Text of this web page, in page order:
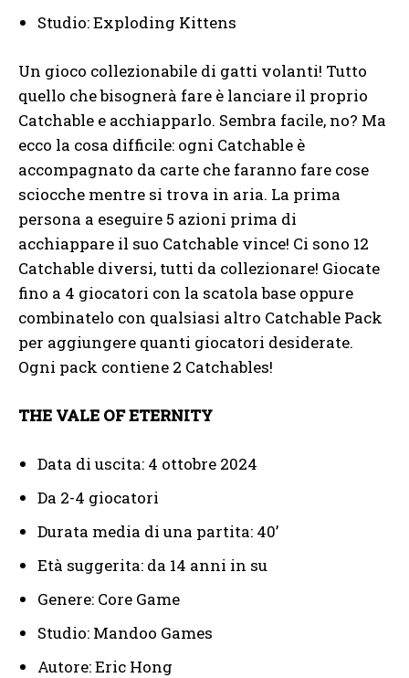
Studio: Exploding Kittens
Un gioco collezionabile di gatti volanti! Tutto
quello che bisognerà fare è lanciare il proprio
Catchable e acchiapparlo. Sembra facile, no? Ma
ecco la cosa difficile: ogni Catchable è
accompagnato da carte che faranno fare cose
sciocche mentre si trova in aria. La prima
persona a eseguire 5 azioni prima di
acchiappare il suo Catchable vince! Ci sono 12
Catchable diversi, tutti da collezionare! Giocate
fino a 4 giocatori con la scatola base oppure
combinatelo con qualsiasi altro Catchable Pack
per aggiungere quanti giocatori desiderate.
Ogni pack contiene 2 Catchables!
THE VALE OF ETERNITY
Data di uscita: 4 ottobre 2024
Da 2-4 giocatori
Durata media di una partita: 40’
Età suggerita: da 14 anni in su
Genere: Core Game
Studio: Mandoo Games
Autore: Eric Hong